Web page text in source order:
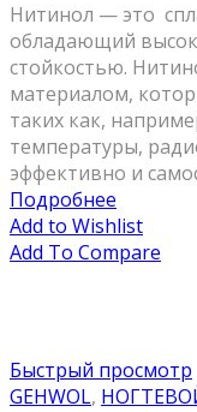
Нитинол — это
обладающий
стойкостью.
материалом,
таких как,
температуры,
эффективно и
Подробнее
Add to Wishlist
Add To Compare
Быстрый просмотр
GEHWOL,